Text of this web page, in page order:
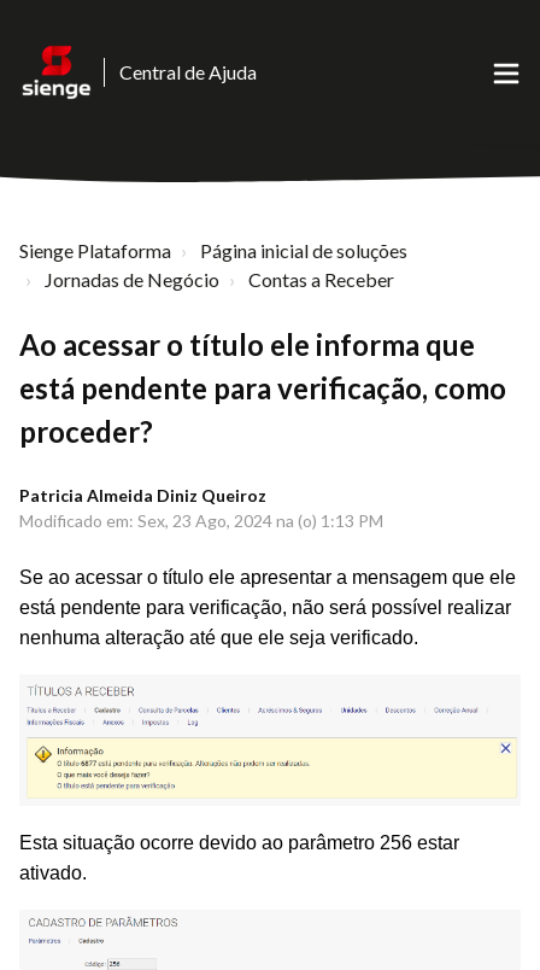
Central de Ajuda
Sienge Plataforma
Página inicial de soluções
Jornadas de Negócio
Contas a Receber
Ao acessar o título ele informa que
está pendente para verificação, como
proceder?
Patricia Almeida Diniz Queiroz
Modificado em: Sex, 23 Ago, 2024 na (o) 1:13 PM
Se ao acessar o título ele apresentar a mensagem que ele
está pendente para verificação, não será possível realizar
nenhuma alteração até que ele seja verificado.
Esta situação ocorre devido ao parâmetro 256 estar
ativado.